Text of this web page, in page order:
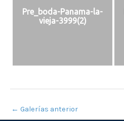
Pre_boda-Panama-la-
vieja-3999(2)
← Galerías anterior